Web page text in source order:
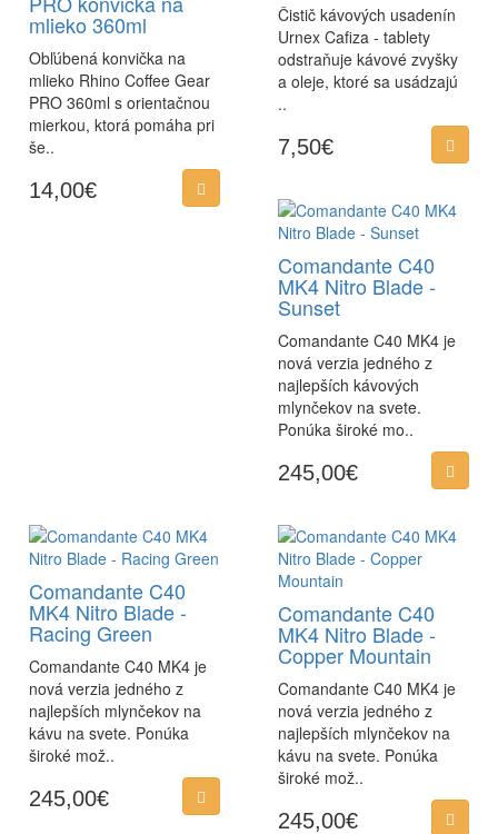
mlieko 360ml
Obľúbená konvička na
mlieko Rhino Coffee Gear
PRO 360ml s orientačnou
mierkou, ktorá pomáha pri
še..
14,00€
Čistič kávových usadenín
Urnex Cafiza - tablety
odstraňuje kávové zvyšky
a oleje, ktoré sa usádzajú
..
7,50€
Comandante C40
MK4 Nitro Blade -
Sunset
Comandante C40 MK4 je
nová verzia jedného z
najlepších kávových
mlynčekov na svete.
Ponúka široké mo..
245,00€
Comandante C40
MK4 Nitro Blade -
Racing Green
Comandante C40 MK4 je
nová verzia jedného z
najlepších mlynčekov na
kávu na svete. Ponúka
široké mož..
245,00€
Comandante C40
MK4 Nitro Blade -
Copper Mountain
Comandante C40 MK4 je
nová verzia jedného z
najlepších mlynčekov na
kávu na svete. Ponúka
široké mož..
245,00€